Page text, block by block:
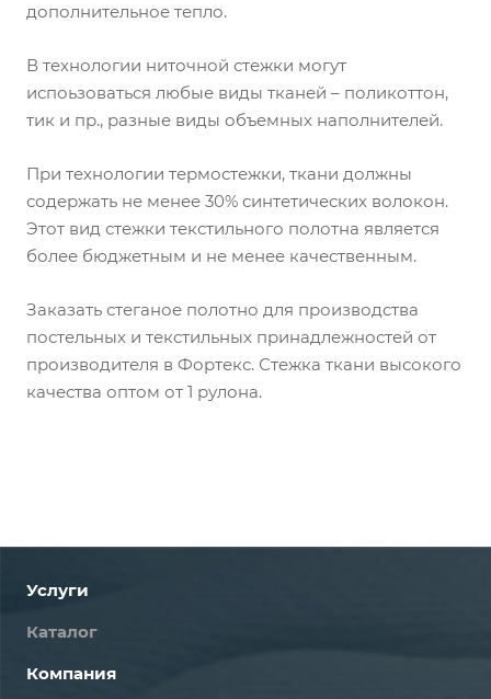
дополнительное тепло.
В технологии ниточной стежки могут
испоьзоваться любые виды тканей – поликоттон,
тик и пр., разные виды объемных наполнителей.
При технологии термостежки, ткани должны
содержать не менее 30% синтетических волокон.
Этот вид стежки текстильного полотна является
более бюджетным и не менее качественным.
Заказать стеганое полотно для производства
постельных и текстильных принадлежностей от
производителя в Фортекс. Стежка ткани высокого
качества оптом от 1 рулона.
Услуги
Каталог
Компания